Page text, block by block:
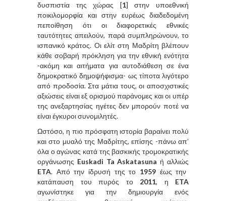
δυσπιστία της χώρας [1] στην υποεθνική
ποικιλομορφία και στην ευρέως διαδεδομένη
πεποίθηση ότι οι διαφορετικές εθνικές
ταυτότητες απειλούν, παρά συμπληρώνουν, το
ισπανικό κράτος. Οι ελίτ στη Μαδρίτη βλέπουν
κάθε σοβαρή πρόκληση για την εθνική ενότητα
-ακόμη και αιτήματα για αυτοδιάθεση σε ένα
δημοκρατικό δημοψήφισμα- ως τίποτα λιγότερο
από προδοσία. Στα μάτια τους, οι αποσχιστικές
αξιώσεις είναι εξ ορισμού παράνομες και οι υπέρ
της ανεξαρτησίας ηγέτες δεν μπορούν ποτέ να
είναι έγκυροι συνομιλητές.
Ωστόσο, η πιο πρόσφατη ιστορία βαραίνει πολύ
και στο μυαλό της Μαδρίτης, επίσης -πάνω απ’
όλα ο αγώνας κατά της βασκικής τρομοκρατικής
οργάνωσης Euskadi Ta Askatasuna ή αλλιώς
ETA. Από την ίδρυσή της το 1959 έως την
κατάπαυση του πυρός το 2011, η ETA
αγωνίστηκε για την δημιουργία ενός